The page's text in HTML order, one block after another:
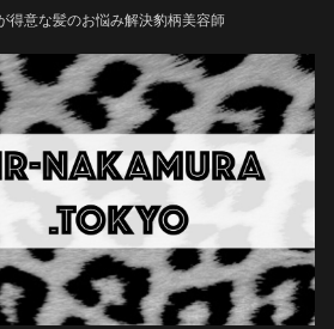
得意な髪のお悩み解決豹柄美容師